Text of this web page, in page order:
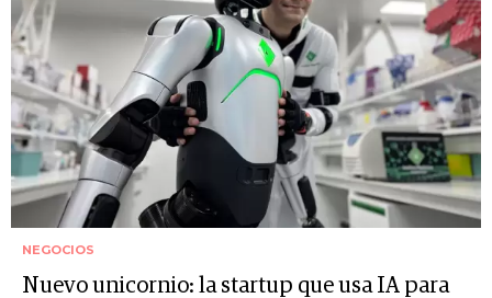
NEGOCIOS
Nuevo unicornio: la startup que usa IA para